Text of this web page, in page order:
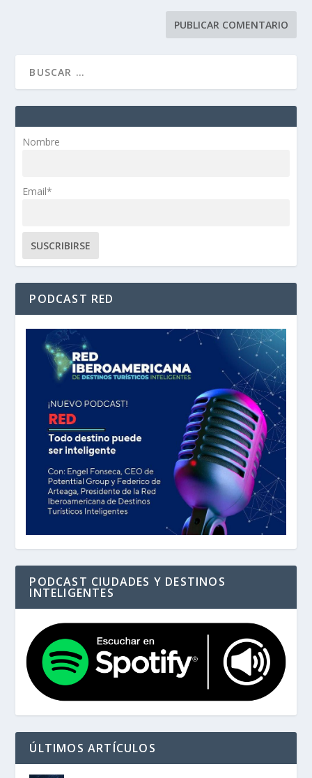
Nombre
Email*
PODCAST RED
PODCAST CIUDADES Y DESTINOS
INTELIGENTES
ÚLTIMOS ARTÍCULOS